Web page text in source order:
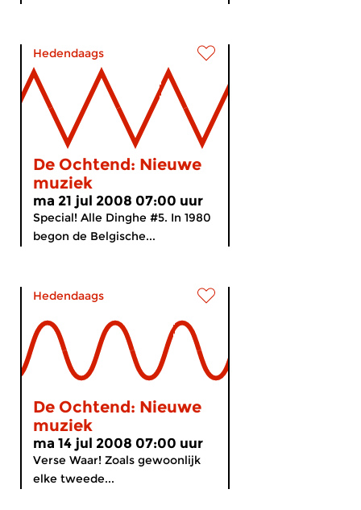
Hedendaags
De Ochtend: Nieuwe
muziek
ma 21 jul 2008 07:00 uur
Special! Alle Dinghe #5. In 1980
begon de Belgische...
Hedendaags
De Ochtend: Nieuwe
muziek
ma 14 jul 2008 07:00 uur
Verse Waar! Zoals gewoonlijk
elke tweede...